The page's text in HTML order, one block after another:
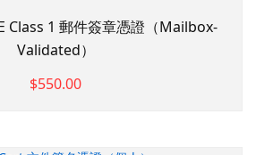
Class 1 郵件簽章憑證（Mailbox-
Validated）
$550.00